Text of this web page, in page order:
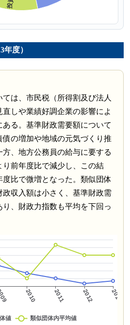
年度）
は、市民税（所得割及び法人
しや業績好調企業の影響によ
ある。基準財政需要額について
の増加や地域の元気づくり推
、地方公務員の給与に要する
前年度比で減少し、この結
比で微増となった。類似団体
政収入額は小さく、基準財政需
、財政力指数も平均を下回っ